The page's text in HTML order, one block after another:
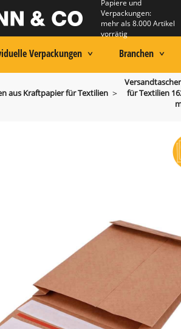
Papiere und
Verpackungen:
mehr als 8.000 Artikel
vorrätig
Verpackungen Branchen
aus Kraftpapier für Textilien >
für Textilien